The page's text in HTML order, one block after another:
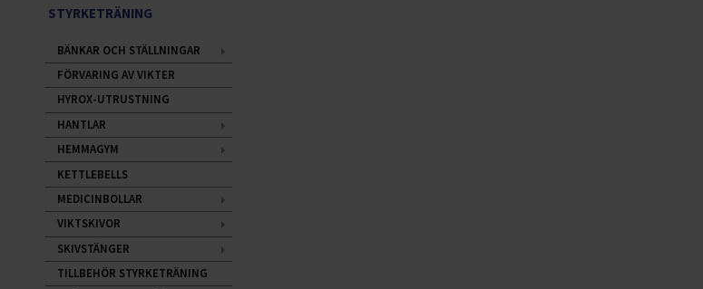
STYRKETRÄNING
BÄNKAR OCH STÄLLNINGAR
FÖRVARING AV VIKTER
HYROX-UTRUSTNING
HANTLAR
HEMMAGYM
KETTLEBELLS
MEDICINBOLLAR
VIKTSKIVOR
SKIVSTÄNGER
TILLBEHÖR STYRKETRÄNING